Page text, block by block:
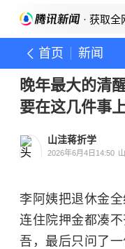
· 获取全
首页 新闻
晚年最大的清
要在这几件事
山洼蒋折学
2026年6月4日14:50
李阿姨把退休金
连住院押金都凑
吾，最后只问了